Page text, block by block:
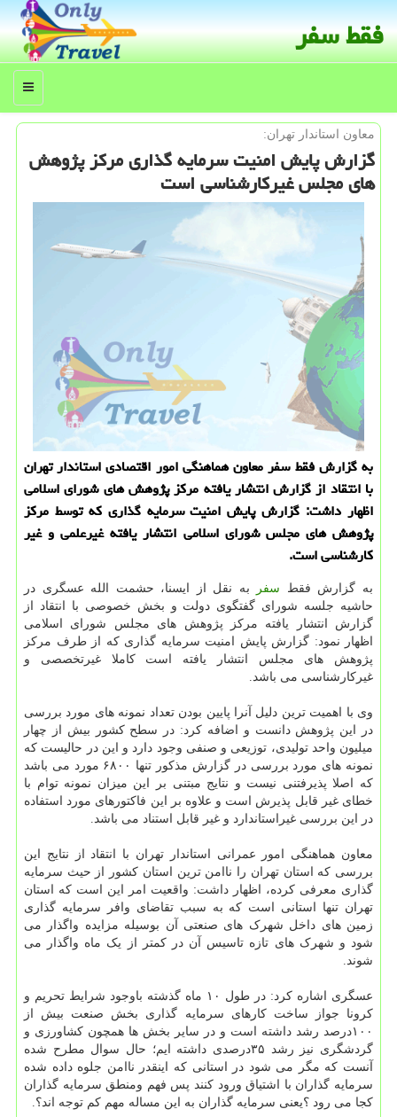
فقط سفر
منو
معاون استاندار تهران:
گزارش پایش امنیت سرمایه گذاری مركز پژوهش
های مجلس غیركارشناسی است
به گزارش فقط سفر معاون هماهنگی امور اقتصادی استاندار تهران
با انتقاد از گزارش انتشار یافته مرکز پژوهش های شورای اسلامی
اظهار داشت: گزارش پایش امنیت سرمایه گذاری که توسط مرکز
پژوهش های مجلس شورای اسلامی انتشار یافته غیرعلمی و غیر
کارشناسی است.
به گزارش فقط سفر
به نقل از ایسنا، حشمت الله عسگری در
حاشیه جلسه شورای گفتگوی دولت و بخش خصوصی با انتقاد از
گزارش انتشار یافته مرکز پژوهش های مجلس شورای اسلامی
اظهار نمود: گزارش پایش امنیت سرمایه گذاری که از طرف مرکز
پژوهش های مجلس انتشار یافته است کاملا غیرتخصصی و
غیرکارشناسی می باشد.
وی با اهمیت ترین دلیل آنرا پایین بودن تعداد نمونه های مورد بررسی
در این پژوهش دانست و اضافه کرد: در سطح کشور بیش از چهار
میلیون واحد تولیدی، توزیعی و صنفی وجود دارد و این در حالیست که
نمونه های مورد بررسی در گزارش مذکور تنها ۶۸۰۰ مورد می باشد
که اصلا پذیرفتنی نیست و نتایج مبتنی بر این میزان نمونه توام با
خطای غیر قابل پذیرش است و علاوه بر این فاکتورهای مورد استفاده
در این بررسی غیراستاندارد و غیر قابل استناد می باشد.
معاون هماهنگی امور عمرانی استاندار تهران با انتقاد از نتایج این
بررسی که استان تهران را ناامن ترین استان کشور از حیث سرمایه
گذاری معرفی کرده، اظهار داشت: واقعیت امر این است که استان
تهران تنها استانی است که به سبب تقاضای وافر سرمایه گذاری
زمین های داخل شهرک های صنعتی آن بوسیله مزایده واگذار می
شود و شهرک های تازه تاسیس آن در کمتر از یک ماه واگذار می
شوند.
عسگری اشاره کرد: در طول ۱۰ ماه گذشته باوجود شرایط تحریم و
کرونا جواز ساخت کارهای سرمایه گذاری بخش صنعت بیش از
۱۰۰درصد رشد داشته است و در سایر بخش ها همچون کشاورزی و
گردشگری نیز رشد ۳۵درصدی داشته ایم؛ حال سوال مطرح شده
آنست که مگر می شود در استانی که اینقدر ناامن جلوه داده شده
سرمایه گذاران با اشتیاق ورود کنند پس فهم ومنطق سرمایه گذاران
کجا می رود ؟یعنی سرمایه گذاران به این مساله مهم کم توجه اند؟.